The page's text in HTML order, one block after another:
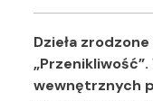
Dzieła
wewnętrznych